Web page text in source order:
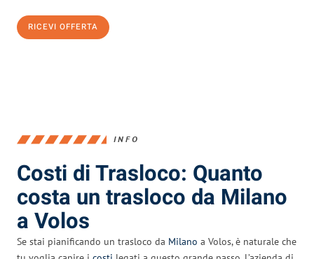
RICEVI OFFERTA
INFO
Costi di Trasloco: Quanto
costa un trasloco da Milano
a Volos
Se stai pianificando un trasloco da Milano a Volos, è naturale che